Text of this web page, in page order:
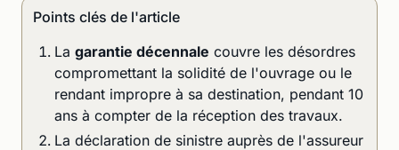
Points clés de l'article
La garantie décennale couvre les désordres
compromettant la solidité de l'ouvrage ou le
rendant impropre à sa destination, pendant 10
ans à compter de la réception des travaux.
La déclaration de sinistre auprès de l'assureur